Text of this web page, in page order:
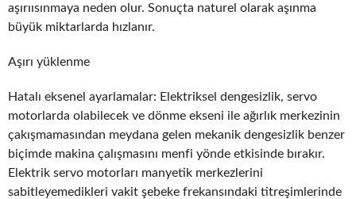
aşırıısınmaya neden olur. Sonuçta naturel olarak aşınma
büyük miktarlarda hızlanır.
Aşırı yüklenme
Hatalı eksenel ayarlamalar: Elektriksel dengesizlik, servo
motorlarda olabilecek ve dönme ekseni ile ağırlık merkezinin
çakışmamasından meydana gelen mekanik dengesizlik benzer
biçimde makina çalışmasını menfi yönde etkisinde bırakır.
Elektrik servo motorları manyetik merkezlerini
sabitleyemedikleri vakit şebeke frekansındaki titreşimlerinde